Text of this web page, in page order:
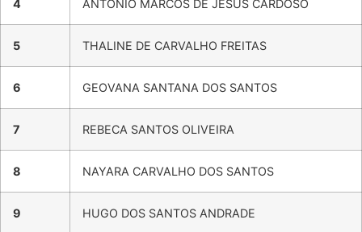
4 ANTONIO MARCOS DE JESUS CARDOSO
5 THALINE DE CARVALHO FREITAS
6 GEOVANA SANTANA DOS SANTOS
7 REBECA SANTOS OLIVEIRA
8 NAYARA CARVALHO DOS SANTOS
9 HUGO DOS SANTOS ANDRADE